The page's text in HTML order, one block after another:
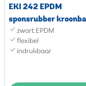
EKI 242 EPDM
sponsrubber
zwart EPDM
flexibel
indrukbaar